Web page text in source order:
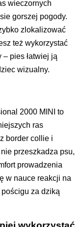
wieczornych
gorszej pogody.
zlokalizować
też wykorzystać
– pies łatwiej ją
wizualny.
2000 MINI
to
ras
border collie i
przeszkadza psu,
prowadzenia
w nauce reakcji na
pościgu za dziką